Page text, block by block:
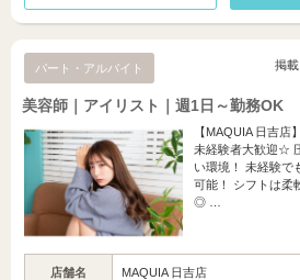
パート・アルバイト 掲
美容師｜アイリスト｜週1日～勤務OK
【MAQUIA 日吉
未経験者大歓迎☆
い環境！ 未経験で
可能！ シフトは柔
◎ …
店舗名 MAQUIA 日吉店